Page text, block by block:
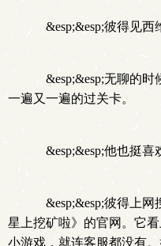
&esp;&esp;彼得见西
&esp;&esp;无聊的时
一遍又一遍的过关卡。
&esp;&esp;他也挺喜
&esp;&esp;彼得上网
星上挖矿啦》的官网。它
小游戏，就连客服都没有